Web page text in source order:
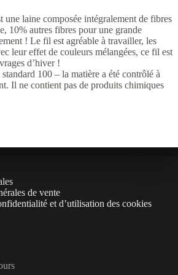
une laine composée intégralement de fibres
10% autres fibres pour une grande
! Le fil est agréable à travailler, les
leur effet de couleurs mélangées, ce fil est
d’hiver !
100 – la matière a été contrôlé à
Il ne contient pas de produits chimiques
de vente
et d’utilisation des cookies